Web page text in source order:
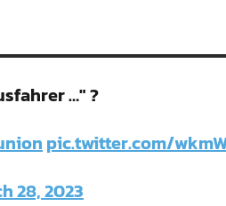
…" ?
pic.twitter.com/
28, 2023